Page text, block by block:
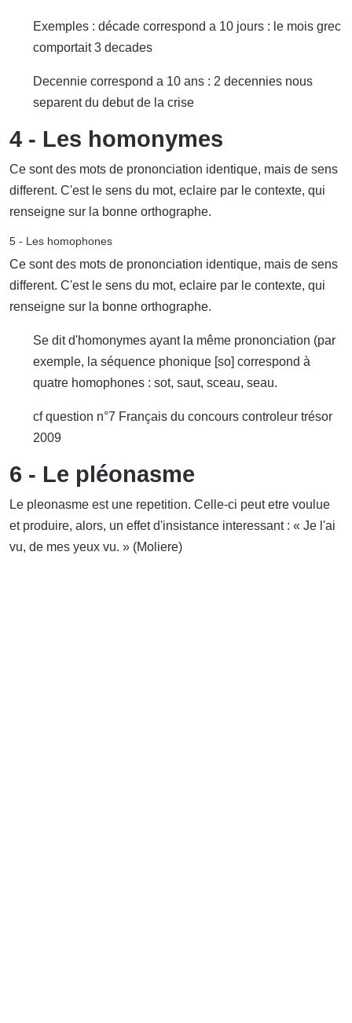
Exemples : décade correspond a 10 jours : le mois grec
comportait 3 decades
Decennie correspond a 10 ans : 2 decennies nous
separent du debut de la crise
4 - Les homonymes
Ce sont des mots de prononciation identique, mais de sens
different. C'est le sens du mot, eclaire par le contexte, qui
renseigne sur la bonne orthographe.
5 - Les homophones
Ce sont des mots de prononciation identique, mais de sens
different. C'est le sens du mot, eclaire par le contexte, qui
renseigne sur la bonne orthographe.
Se dit d'homonymes ayant la même prononciation (par
exemple, la séquence phonique [so] correspond à
quatre homophones : sot, saut, sceau, seau.
cf question n°7 Français du concours controleur trésor
2009
6 - Le pléonasme
Le pleonasme est une repetition. Celle-ci peut etre voulue
et produire, alors, un effet d'insistance interessant : « Je l'ai
vu, de mes yeux vu. » (Moliere)